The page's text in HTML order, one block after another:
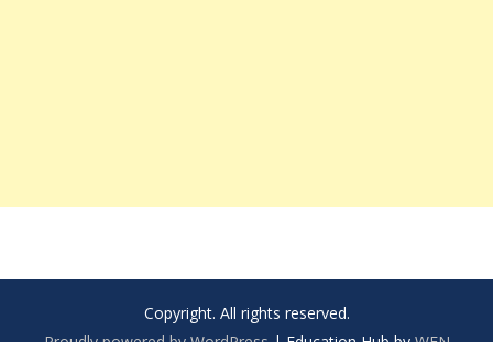
Copyright. All rights reserved.